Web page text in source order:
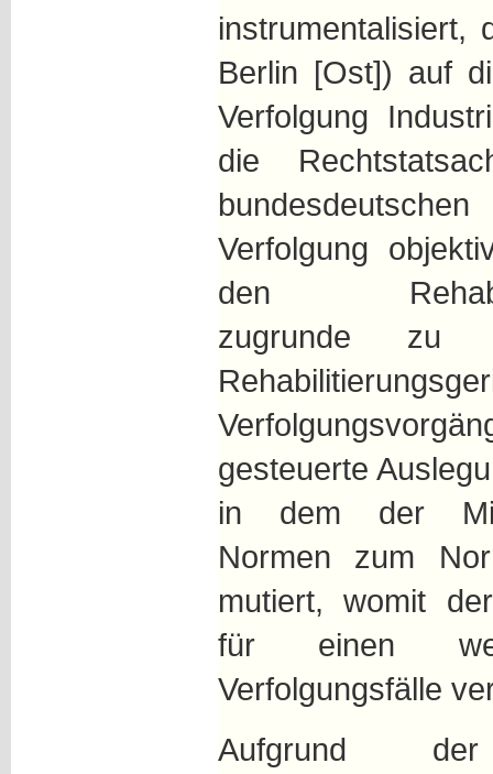
instrumentalisiert,
Berlin [Ost]) auf
Verfolgung
die
Verfolgung
den
zugrunde zu
gesteuerte
in dem der
Normen zum
mutiert, womit
für einen
Verfolgungsfälle
Aufgrund